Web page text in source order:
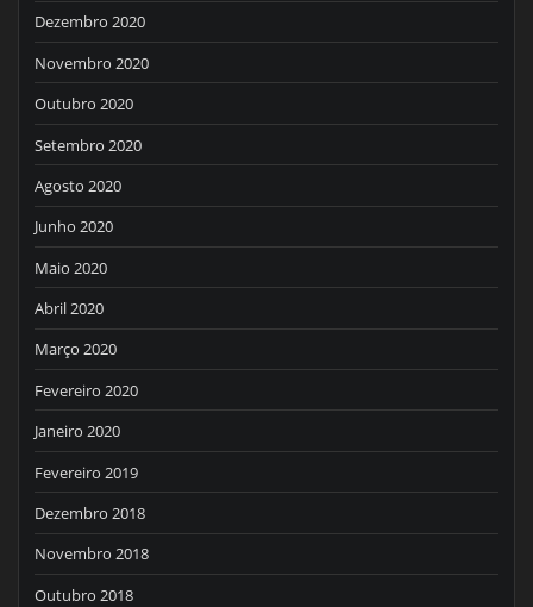
Dezembro 2020
Novembro 2020
Outubro 2020
Setembro 2020
Agosto 2020
Junho 2020
Maio 2020
Abril 2020
Março 2020
Fevereiro 2020
Janeiro 2020
Fevereiro 2019
Dezembro 2018
Novembro 2018
Outubro 2018